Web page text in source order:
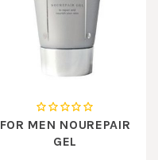
FOR MEN NOUREPAIR
GEL